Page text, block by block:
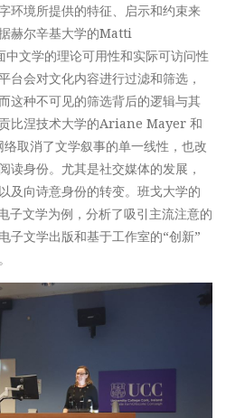
环境所提供的特征、启示和约束来
赫尔辛基大学的Matti
文学的理论可用性和实际可访问性
台会对文化内容进行过滤和筛选，
这种不可见的筛选背后的逻辑与其
比涅技术大学的Ariane Mayer 和
取消了文学叙事的单一线性，也改
读身份。尤其是社交媒体的发展，
及向诗意身份的转变。班戈大学的
文学为例，分析了吸引主流注意的
子文学出版和基于工作室的“创新”